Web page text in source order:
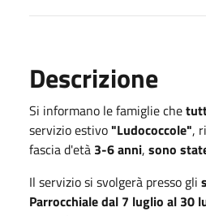
Descrizione
Si informano le famiglie che
servizio estivo"Ludococcole",
fascia d'età 3-6 anni, sono
Il servizio si svolgerà presso gli
Parrocchialedal 7 luglio al 30